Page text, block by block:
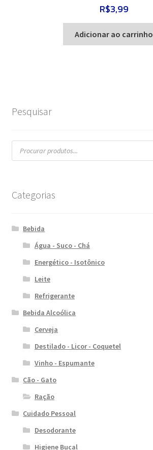
R$3,99
Adicionar ao carrinho
Pesquisar
Pesquisar
produtos
Categorias
Bebida
Água - Suco - Chá
Energético - Isotônico
Leite
Refrigerante
Bebida Alcoólica
Cerveja
Destilado - Licor - Coquetel
Vinho - Espumante
Cão - Gato
Ração
Cuidado Pessoal
Desodorante
Higiene Bucal